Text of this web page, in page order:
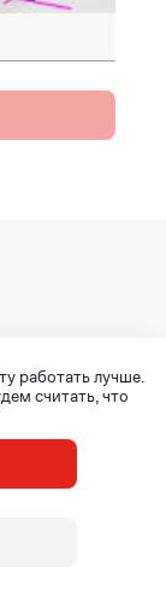
2020 - 2026
работать лучше.
считать, что